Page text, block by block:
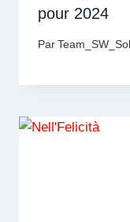
pour 2024
Par